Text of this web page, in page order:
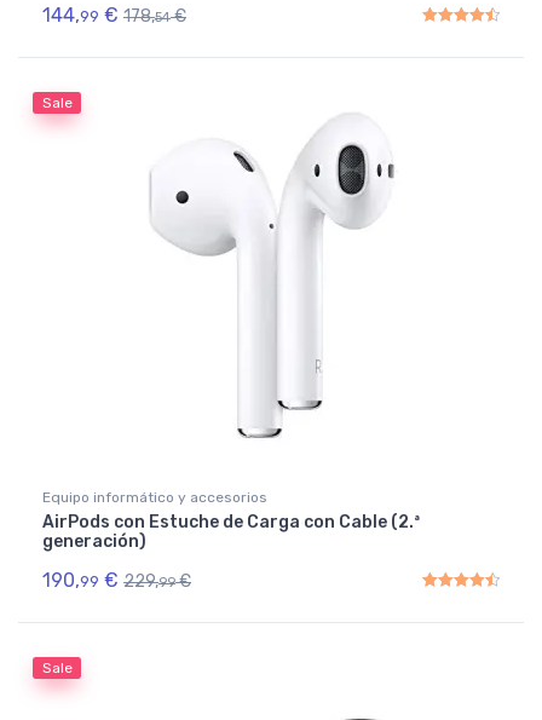
144,99 € 178,54 €
Sale
Equipo informático y accesorios
AirPods con Estuche de Carga con Cable (2.ª
generación)
190,99 € 229,99 €
Sale